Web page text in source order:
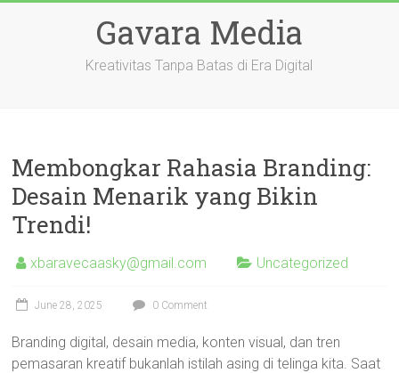
Gavara Media
Kreativitas Tanpa Batas di Era Digital
Membongkar Rahasia Branding:
Desain Menarik yang Bikin
Trendi!
xbaravecaasky@gmail.com Uncategorized
June 28, 2025 0 Comment
Branding digital, desain media, konten visual, dan tren
pemasaran kreatif bukanlah istilah asing di telinga kita. Saat